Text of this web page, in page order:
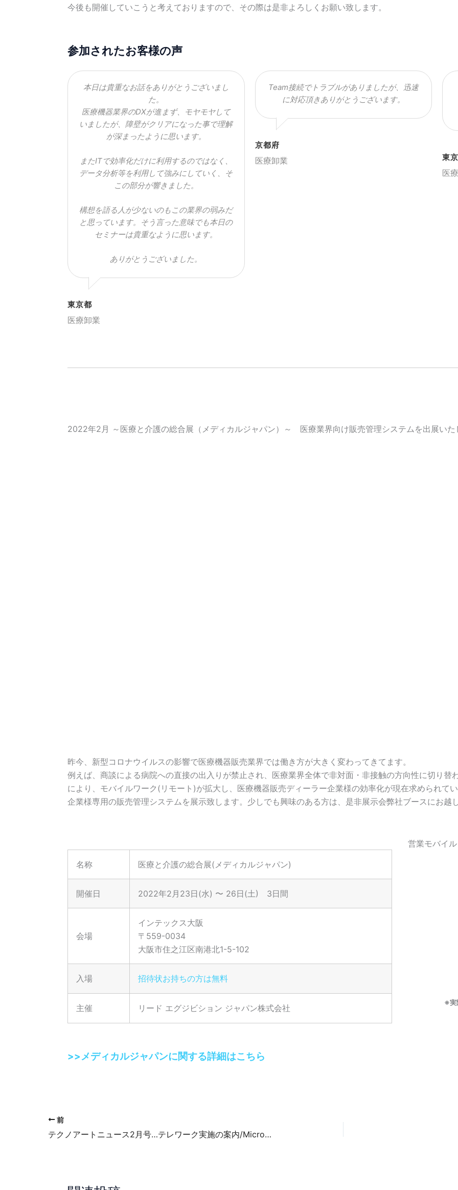
今後も開催していこうと考えておりますので、その際は是非よろしくお願い致します。
参加されたお客様の声
本日は貴重なお話をありがとうございまし
た。
医療機器業界のDXが進まず、モヤモヤして
いましたが、障壁がクリアになった事で理解
が深まったように思います。
またITで効率化だけに利用するのではなく、
データ分析等を利用して強みにしていく、そ
この部分が響きました。
構想を語る人が少ないのもこの業界の弱みだ
と思っています。そう言った意味でも本日の
セミナーは貴重なように思います。
ありがとうございました。
東京都
医療卸業
Team接続でトラブルがありましたが、迅速
に対応頂きありがとうございます。
京都府
医療卸業 東
医
2022年2月 ～医療と介護の総合展（メディカルジャパン）～ 医療業界向け販売管理システムを出展い
昨今、新型コロナウイルスの影響で医療機器販売業界では働き方が大きく変わってきてます。
例えば、商談による病院への直接の出入りが禁止され、医療業界全体で非対面・非接触の方向性に切り替
により、モバイルワーク(リモート)が拡大し、医療機器販売ディーラー企業様の効率化が現在求められて
企業様専用の販売管理システムを展示致します。少しでも興味のある方は、是非展示会弊社ブースにお越
名称 医療と介護の総合展(メディカルジャパン)
開催日 2022年2月23日(水) 〜 26日(土) 3日間
会場
インテックス大阪
〒559-0034
大阪市住之江区南港北1-5-102
入場 招待状お持ちの方は無料
主催 リード エグジビション ジャパン株式会社
>>メディカルジャパンに関する詳細はこちら
営業モバイル
※実
前
テクノアートニュース2月号…テレワーク実施の案内/Microsoft365料金改定について